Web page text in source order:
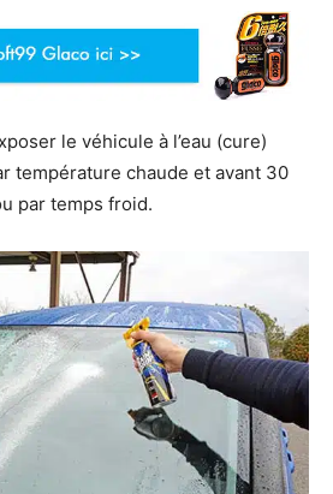
le véhicule à l’eau (cure)
température chaude et avant 30
par temps froid.